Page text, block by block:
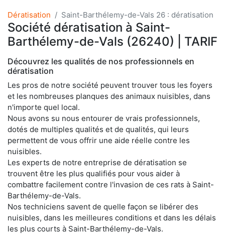
Dératisation Saint-Barthélemy-de-Vals 26 : dératisation
Société dératisation à Saint-
Barthélemy-de-Vals (26240) | TARIF
Découvrez les qualités de nos professionnels en
dératisation
Les pros de notre société peuvent trouver tous les foyers
et les nombreuses planques des animaux nuisibles, dans
n'importe quel local.
Nous avons su nous entourer de vrais professionnels,
dotés de multiples qualités et de qualités, qui leurs
permettent de vous offrir une aide réelle contre les
nuisibles.
Les experts de notre entreprise de dératisation se
trouvent être les plus qualifiés pour vous aider à
combattre facilement contre l'invasion de ces rats à Saint-
Barthélemy-de-Vals.
Nos techniciens savent de quelle façon se libérer des
nuisibles, dans les meilleures conditions et dans les délais
les plus courts à Saint-Barthélemy-de-Vals.